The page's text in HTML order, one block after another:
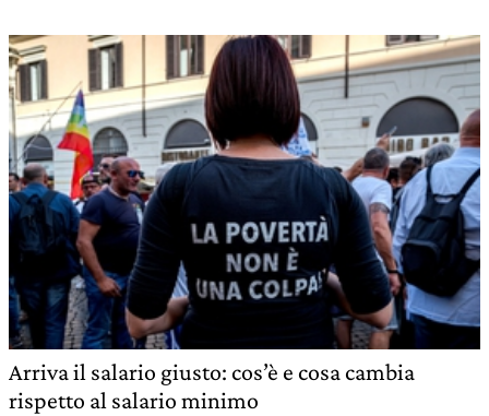
Arriva il salario giusto: cos’è e cosa cambia
rispetto al salario minimo